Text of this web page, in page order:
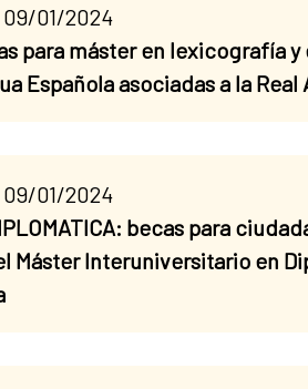
01/2024
para máster en lexicografía
Española asociadas a la Real
01/2024
becas para
Máster Interuniversitario en